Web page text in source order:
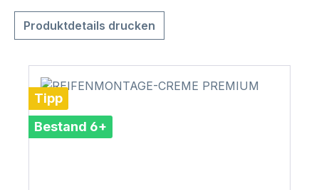
Produktdetails drucken
Tipp
Bestand 6+